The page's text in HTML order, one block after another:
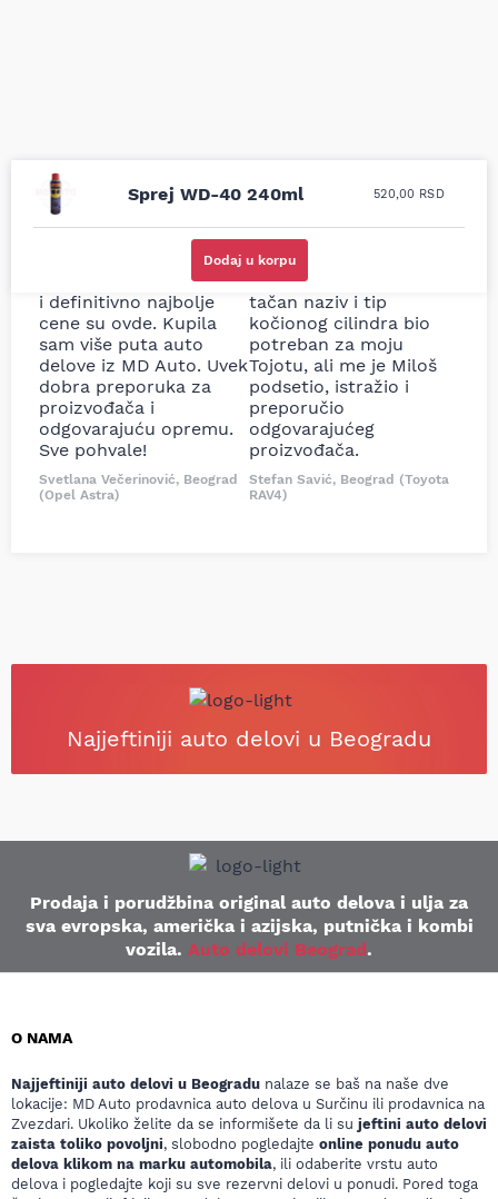
Sprej WD-40 240ml 520,00 RSD
Dodaj u korpu
Uporedila sam sve
prodavnice auto delova
i definitivno najbolje
cene su ovde. Kupila
sam više puta auto
delove iz MD Auto. Uvek
dobra preporuka za
proizvođača i
odgovarajuću opremu.
Sve pohvale!
Svetlana Večerinović, Beograd
(Opel Astra)
Odlična usluga i
ljubazni prodavci.
Nisam bio siguran koji je
tačan naziv i tip
kočionog cilindra bio
potreban za moju
Tojotu, ali me je Miloš
podsetio, istražio i
preporučio
odgovarajućeg
proizvođača.
Stefan Savić, Beograd (Toyota
RAV4)
Najjeftiniji auto delovi u Beogradu
Prodaja i porudžbina original auto delova i ulja za
sva evropska, američka i azijska, putnička i kombi
vozila. Auto delovi Beograd.
O NAMA
Najjeftiniji auto delovi u Beogradu nalaze se baš na naše dve
lokacije: MD Auto prodavnica auto delova u Surčinu ili prodavnica na
Zvezdari. Ukoliko želite da se informišete da li su jeftini auto delovi
zaista toliko povoljni, slobodno pogledajte online ponudu auto
delova klikom na marku automobila, ili odaberite vrstu auto
delova i pogledajte koji su sve rezervni delovi u ponudi. Pored toga